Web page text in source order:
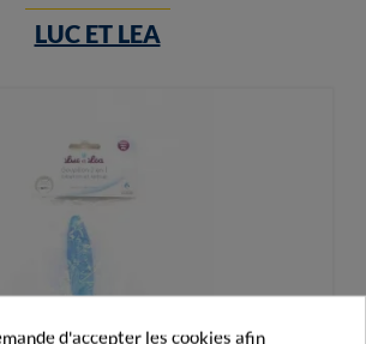
LUC ET LEA
d'accepter les cookies afin